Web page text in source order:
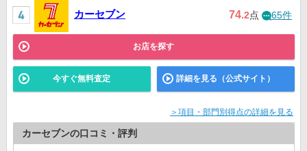
カーセブン 74.2点 65件
お店を探す
今すぐ無料査定 詳細を見る（公式サイト）
＞項目・部門別得点の詳細を見る
カーセブンの口コミ・評判